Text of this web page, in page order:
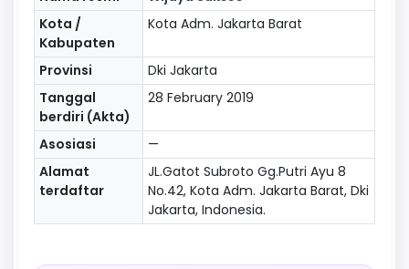
Kota /
Kabupaten
Kota Adm. Jakarta Barat
Provinsi
Dki Jakarta
Tanggal
berdiri (Akta)
28 February 2019
Asosiasi
—
Alamat
terdaftar
JL.Gatot Subroto Gg.Putri Ayu 8
No.42, Kota Adm. Jakarta Barat, Dki
Jakarta, Indonesia.